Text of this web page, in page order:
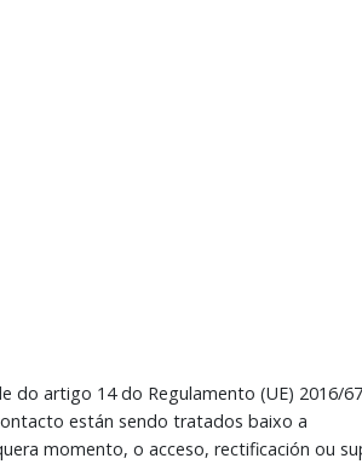
do artigo 14 do Regulamento (UE) 2016/
momento, o acceso, rectificación ou